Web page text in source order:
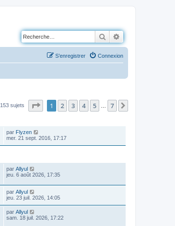
Rechercher
Connexion
S’enregistrer
153 sujets Page sur7
1 2 3 4 5 7
par Flyzen
mer. 21 sept. 2016, 17:17
par Allyul
jeu. 6 août 2026, 17:35
par Allyul
jeu. 23 juil. 2026, 14:05
par Allyul
sam. 18 juil. 2026, 17:22